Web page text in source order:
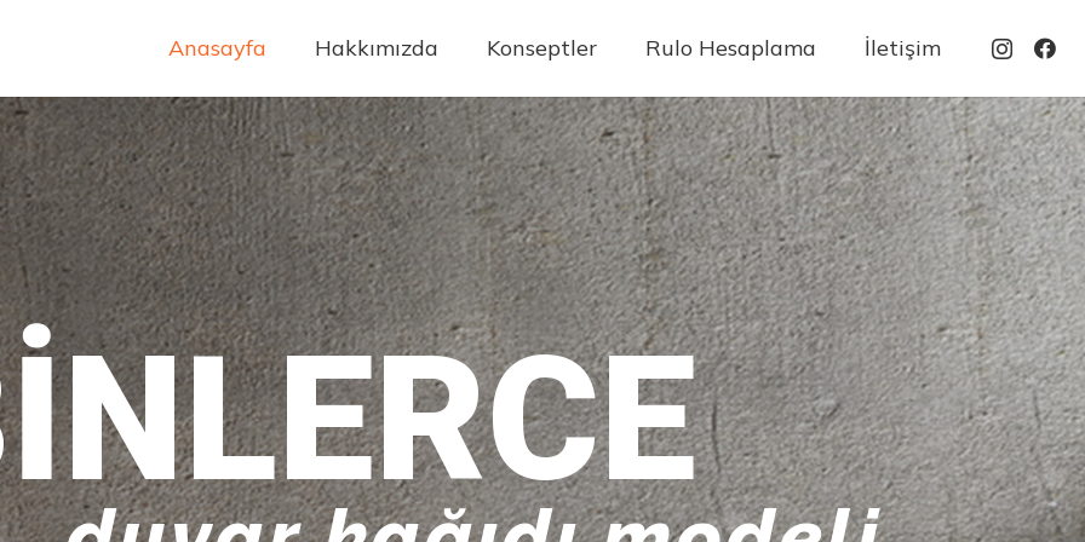
Anasayfa Hakkımızda Konseptler Rulo Hesaplama İletişim